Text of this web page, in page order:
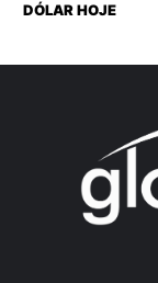
DÓLAR HOJE